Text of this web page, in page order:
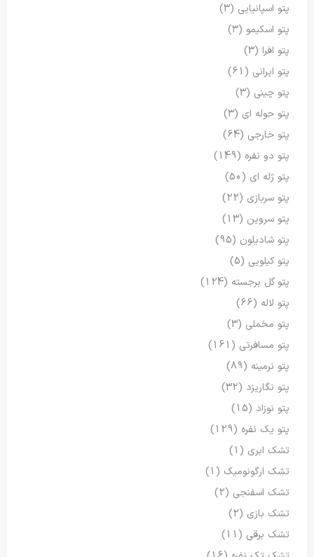
پتو اسپانیایی (3)
پتو اسکیمو (3)
پتو افرا (3)
پتو ایرانی (61)
پتو چینی (3)
پتو حوله ای (3)
پتو خارجی (64)
پتو دو نفره (149)
پتو ژله ای (50)
پتو سربازی (22)
پتو سروین (13)
پتو شادیلون (95)
پتو کیلویی (5)
پتو گل برجسته (124)
پتو لاله (66)
پتو مخملی (3)
پتو مسافرتی (161)
پتو نرمینه (89)
پتو نگاریزد (32)
پتو نوزاد (15)
پتو یک نفره (129)
تشک ابری (1)
تشک ارگونومیک (1)
تشک اسفنجی (2)
تشک بازی (2)
تشک برقی (11)